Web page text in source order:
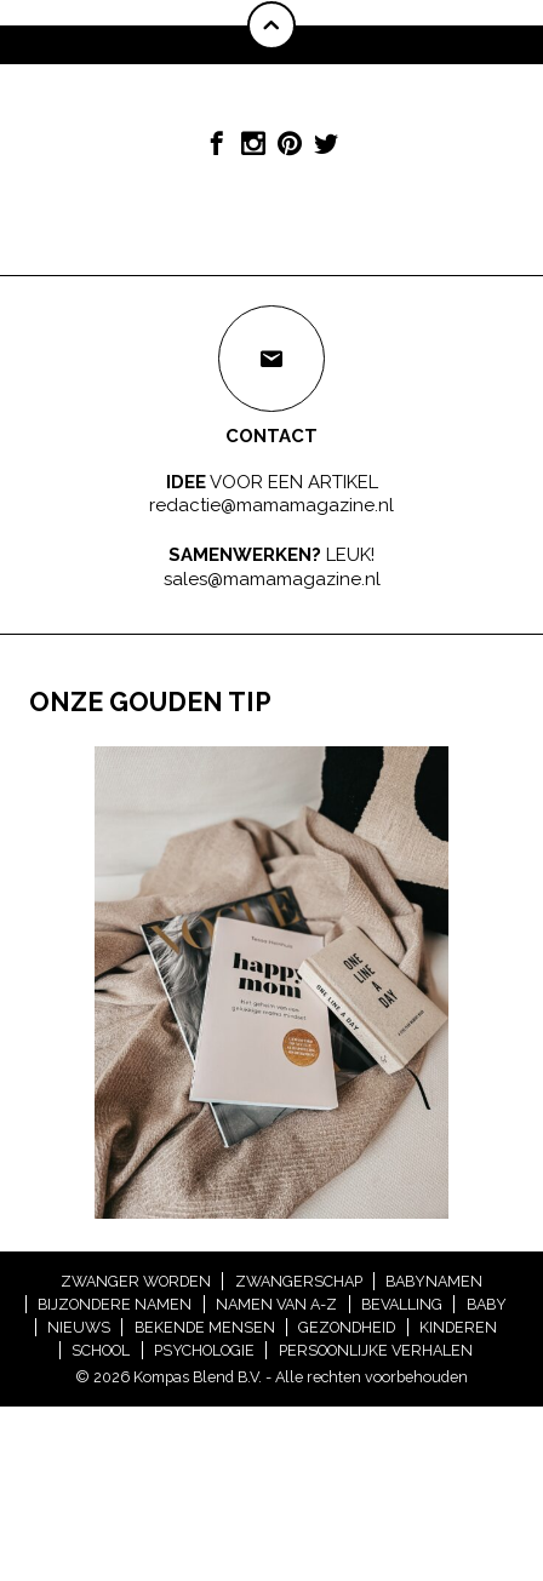
CONTACT
IDEEVOOR EEN ARTIKEL
redactie@mamamagazine.nl
SAMENWERKEN? LEUK!
sales@mamamagazine.nl
ONZE GOUDEN TIP
ZWANGER WORDEN ZWANGERSCHAP
BABYNAMEN
BIJZONDERE NAMEN
NAMEN VAN A-Z BEVALLING
BABY
NIEUWS
BEKENDE MENSEN GEZONDHEID
KINDEREN
SCHOOL
PSYCHOLOGIE
PERSOONLIJKE VERHALEN
© 2026 Kompas Blend B.V. - Alle rechten voorbehouden